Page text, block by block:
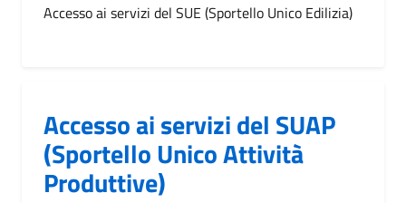
Accesso ai servizi del SUE (Sportello Unico Edilizia)
Accesso ai servizi del SUAP
(Sportello Unico Attività
Produttive)